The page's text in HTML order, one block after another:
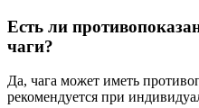
Есть ли
чаги?
Да, чага может иметь
рекомендуется при